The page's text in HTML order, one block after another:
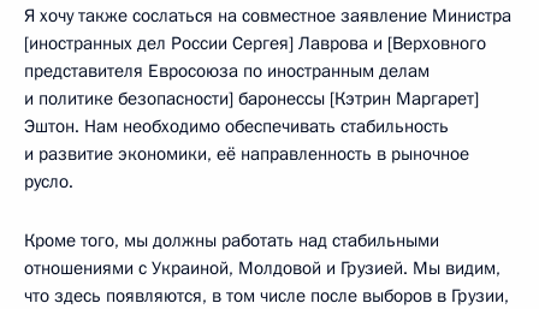
Я хочу также сослаться на совместное заявление Министра
[иностранных дел России Сергея] Лаврова и [Верховного
представителя Евросоюза по иностранным делам
и политике безопасности] баронессы [Кэтрин Маргарет]
Эштон. Нам необходимо обеспечивать стабильность
и развитие экономики, её направленность в рыночное
русло.
Кроме того, мы должны работать над стабильными
отношениями с Украиной, Молдовой и Грузией. Мы видим,
что здесь появляются, в том числе после выборов в Грузии,